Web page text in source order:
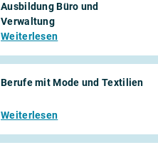
Ausbildung Büro und
Verwaltung
Weiterlesen
Berufe mit Mode und Textilien
Weiterlesen